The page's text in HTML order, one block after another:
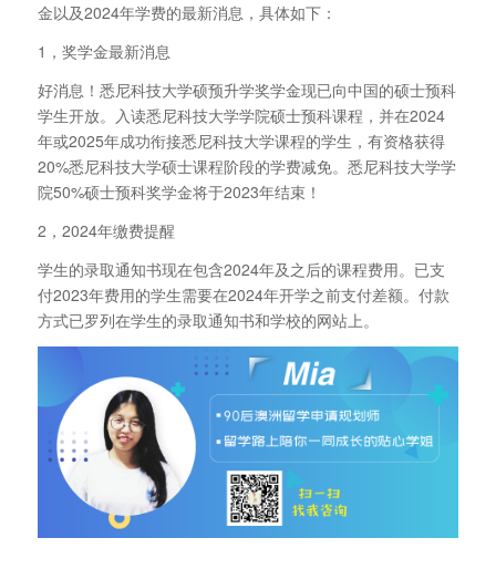
金以及2024年学费的最新消息，具体如下：
1，奖学金最新消息
好消息！悉尼科技大学硕预升学奖学金现已向中国的硕士预科
学生开放。入读悉尼科技大学学院硕士预科课程，并在2024
年或2025年成功衔接悉尼科技大学课程的学生，有资格获得
20%悉尼科技大学硕士课程阶段的学费减免。悉尼科技大学学
院50%硕士预科奖学金将于2023年结束！
2，2024年缴费提醒
学生的录取通知书现在包含2024年及之后的课程费用。已支
付2023年费用的学生需要在2024年开学之前支付差额。付款
方式已罗列在学生的录取通知书和学校的网站上。